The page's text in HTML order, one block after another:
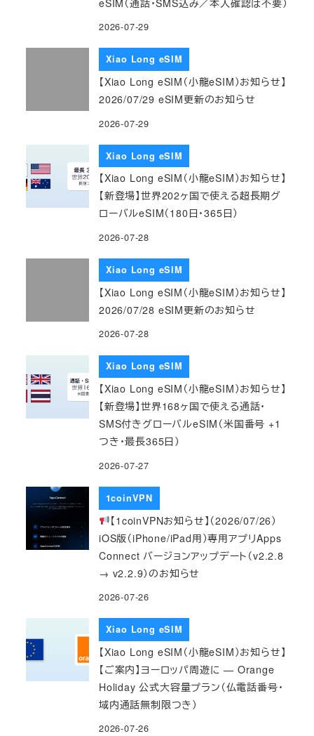
2026-07-29
Xiao Long eSIM
【Xiao Long eSIM（小龍eSIM）お知らせ】
2026/07/29 eSIM更新のお知らせ
2026-07-29
Xiao Long eSIM
【Xiao Long eSIM（小龍eSIM）お知らせ】
【新登場】世界202ヶ国で使える超長期グ
ローバルeSIM（180日・365日）
2026-07-28
Xiao Long eSIM
【Xiao Long eSIM（小龍eSIM）お知らせ】
2026/07/28 eSIM更新のお知らせ
2026-07-28
Xiao Long eSIM
【Xiao Long eSIM（小龍eSIM）お知らせ】
【新登場】世界168ヶ国で使える通話・
SMS付きグローバルeSIM（米国番号 +1
つき・最長365日）
2026-07-27
1coinVPN
【1coinVPNお知らせ】（2026/07/26）
iOS版（iPhone/iPad用）専用アプリApps
Connect バージョンアップデート（v2.2.8
→ v2.2.9）のお知らせ
2026-07-26
Xiao Long eSIM
【Xiao Long eSIM（小龍eSIM）お知らせ】
【ご案内】ヨーロッパ周遊に — Orange
Holiday 公式大容量プラン（仏電話番号・
域内通話無制限つき）
2026-07-26